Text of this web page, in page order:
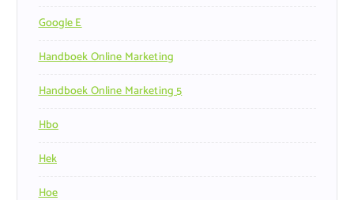
Google E
Handboek Online Marketing
Handboek Online Marketing 5
Hbo
Hek
Hoe